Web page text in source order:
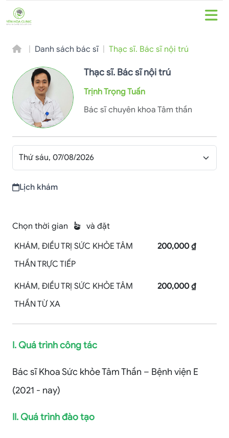
Danh sách bác sĩ Thạc sĩ. Bác sĩ nội trú
Thạc sĩ. Bác sĩ nội trú
Trịnh Trọng Tuấn
Bác sĩ chuyên khoa Tâm thần
Lịch khám
Chọn thời gian
và đặt
KHÁM, ĐIỀU TRỊ SỨC KHỎE TÂM
THẦN TRỰC TIẾP
200,000 ₫
KHÁM, ĐIỀU TRỊ SỨC KHỎE TÂM
THẦN TỪ XA
200,000 ₫
I. Quá trình công tác
Bác sĩ Khoa Sức khỏe Tâm Thần – Bệnh viện E
(2021 - nay)
II. Quá trình đào tạo